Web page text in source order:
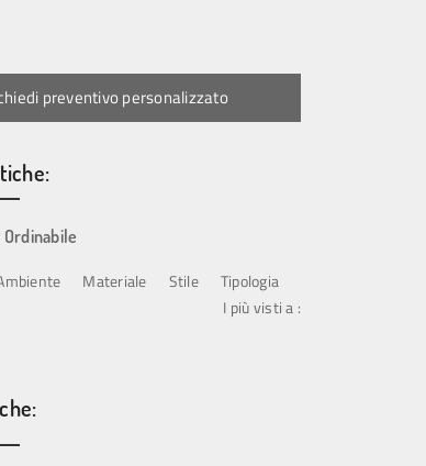
preventivo personalizzato
Ordinabile
Materiale Stile
Tipologia
I più visti a :